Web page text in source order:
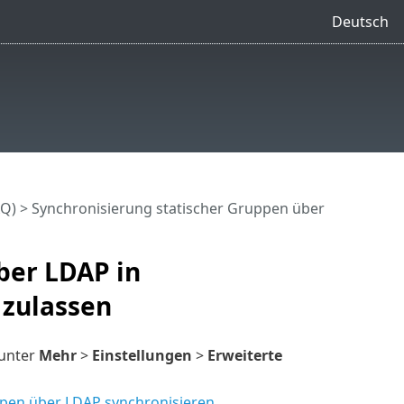
Deutsch
LDAP in
> Synchronisierung statischer Gruppen über
Mehr> Einstellungen > Erweiterte